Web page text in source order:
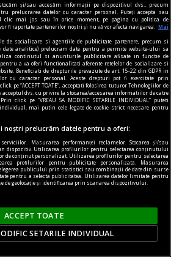
și din prezent
istoria continuă.
și/sau accesăm informații pe dispozitivul dvs., precum
prelucrarea datelor cu caracter personal. Puteți accepta sau
clic mai jos sau în orice moment, pe pagina cu politica de
fi raportate partenerilor noștri și nu vă vor afecta navigarea.
Mai
de socializare si agentiile de publicitate partenere, precum si
analitice) prelucram date pentru a permite website-ului sa
continutul si anunturile publicitare afisate in functie de
a va oferi functionalitati aferente retelelor de socializare si
Beneficiati de drepturile prevazute de art. 15-22 din GDPR in
cu caracter personal. Aceste drepturi pot fi exercitate prin
click pe “ACCEPT TOATE”, acceptati folosirea tuturor Tehnologiilor de
dvs. cu privire la stocarea/accesarea informatiilor de catre
click pe “VREAU SA MODIFIC SETARILE INDIVIDUAL” puteti
mai putin cele legate de cookie strict necesare pentru
noștri prelucrăm datele pentru a oferi:
Măsurarea performanței reclamelor. Stocarea și/sau
dispozitiv. Utilizarea profilurilor pentru selectarea conținutului
de conținut personalizat. Utilizarea profilurilor pentru selectarea
profilurilor pentru publicitate personalizată. Măsurarea
publicului prin statistici sau combinații de date din surse
pentru a selecta publicitatea. Utilizarea datelor limitate pentru
de geolocație și identificarea prin scanarea dispozitivului.
ACCEPT TOATE
SETARILE INDIVIDUAL